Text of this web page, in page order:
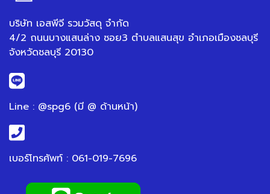
บริษัท เอสพีจี รวมวัสดุ จำกัด
4/2 ถนนบางแสนล่าง ซอย3 ตำบลแสนสุข อำเภอเมืองชลบุรี
จังหวัดชลบุรี 20130
Line : @spg6 (มี @ ด้านหน้า)
เบอร์โทรศัพท์ : 061-019-7696